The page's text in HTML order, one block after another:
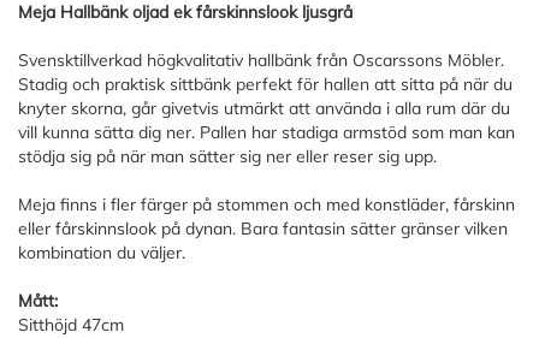
Meja Hallbänk oljad ek fårskinnslook ljusgrå
Svensktillverkad högkvalitativ hallbänk från Oscarssons Möbler.
Stadig och praktisk sittbänk perfekt för hallen att sitta på när du
knyter skorna, går givetvis utmärkt att använda i alla rum där du
vill kunna sätta dig ner. Pallen har stadiga armstöd som man kan
stödja sig på när man sätter sig ner eller reser sig upp.
Meja finns i fler färger på stommen och med konstläder, fårskinn
eller fårskinnslook på dynan. Bara fantasin sätter gränser vilken
kombination du väljer.
Mått:
Sitthöjd 47cm